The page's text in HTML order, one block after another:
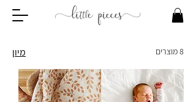
8 מוצרים מיון